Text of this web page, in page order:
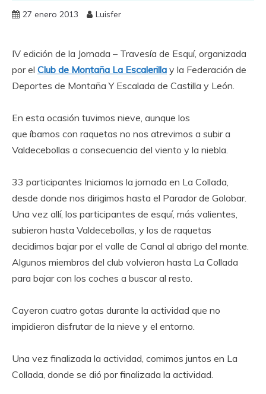
27 enero 2013 Luisfer
IV edición de la Jornada – Travesía de Esquí, organizada
por el Club de Montaña La Escalerilla y la Federación de
Deportes de Montaña Y Escalada de Castilla y León.
En esta ocasión tuvimos nieve, aunque los
que íbamos con raquetas no nos atrevimos a subir a
Valdecebollas a consecuencia del viento y la niebla.
33 participantes Iniciamos la jornada en La Collada,
desde donde nos dirigimos hasta el Parador de Golobar.
Una vez allí, los participantes de esquí, más valientes,
subieron hasta Valdecebollas, y los de raquetas
decidimos bajar por el valle de Canal al abrigo del monte.
Algunos miembros del club volvieron hasta La Collada
para bajar con los coches a buscar al resto.
Cayeron cuatro gotas durante la actividad que no
impidieron disfrutar de la nieve y el entorno.
Una vez finalizada la actividad, comimos juntos en La
Collada, donde se dió por finalizada la actividad.